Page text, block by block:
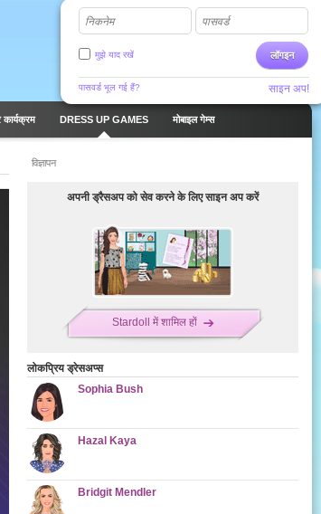
निकनेम पासवर्ड
लॉगइन
मुझे याद रखें
पासवर्ड भूल गई हैं? साइन अप!
कार्यक्रम DRESS UP GAMES मोबाइल गेम्स
विज्ञापन
अपनी ड्रैसअप को सेव करने के लिए साइन अप करें
Stardoll में शामिल हों
लोकप्रिय ड्रेसअप्स
Sophia Bush
Hazal Kaya
Bridgit Mendler